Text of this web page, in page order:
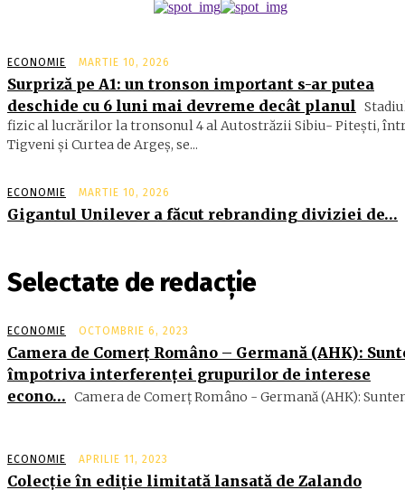
ECONOMIE MARTIE 10, 2026
Surpriză pe A1: un tronson important s-ar putea
deschide cu 6 luni mai devreme decât planul
fizic al lucrărilor la tronsonul 4 al Autostrăzii Sibiu- Piteşti,
Tigveni şi Curtea de Argeş, se...
ECONOMIE MARTIE 10, 2026
Gigantul Unilever a făcut rebranding diviziei de…
Selectate de redacție
ECONOMIE OCTOMBRIE 6, 2023
Camera de Comerţ Româno – Germană (AHK):
împotriva interferenţei grupurilor de interese
econo… Camera de Comerţ Româno - Germană (AHK):
ECONOMIE APRILIE 11, 2023
Colecție în ediție limitată lansată de Zalando